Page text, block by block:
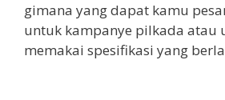
gimana yang dapat kamu
untuk kampanye pilkada atau
memakai spesifikasi yang